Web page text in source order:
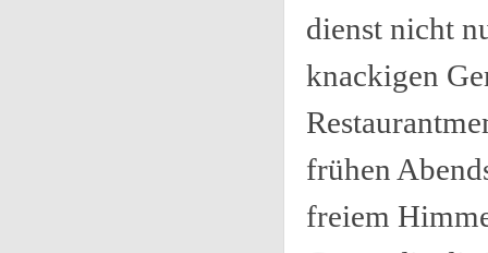
dienst nicht
knackigen
frühen
freiem